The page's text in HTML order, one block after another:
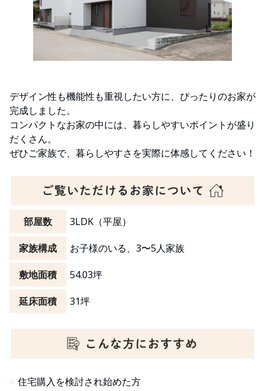
デザイン性も機能性も重視したい方に、ぴったりのお家が
完成しました。
コンパクトなお家の中には、暮らしやすいポイントが盛り
だくさん。
ぜひご家族で、暮らしやすさを実際に体感してください！
部屋数 3LDK（平屋）
家族構成 お子様のいる、3〜5人家族
敷地面積 54.03坪
延床面積 31坪
● 住宅購入を検討され始めた方